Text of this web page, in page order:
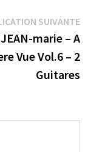
SUIVANTE
marie – A
Vue Vol.6 – 2
Guitares